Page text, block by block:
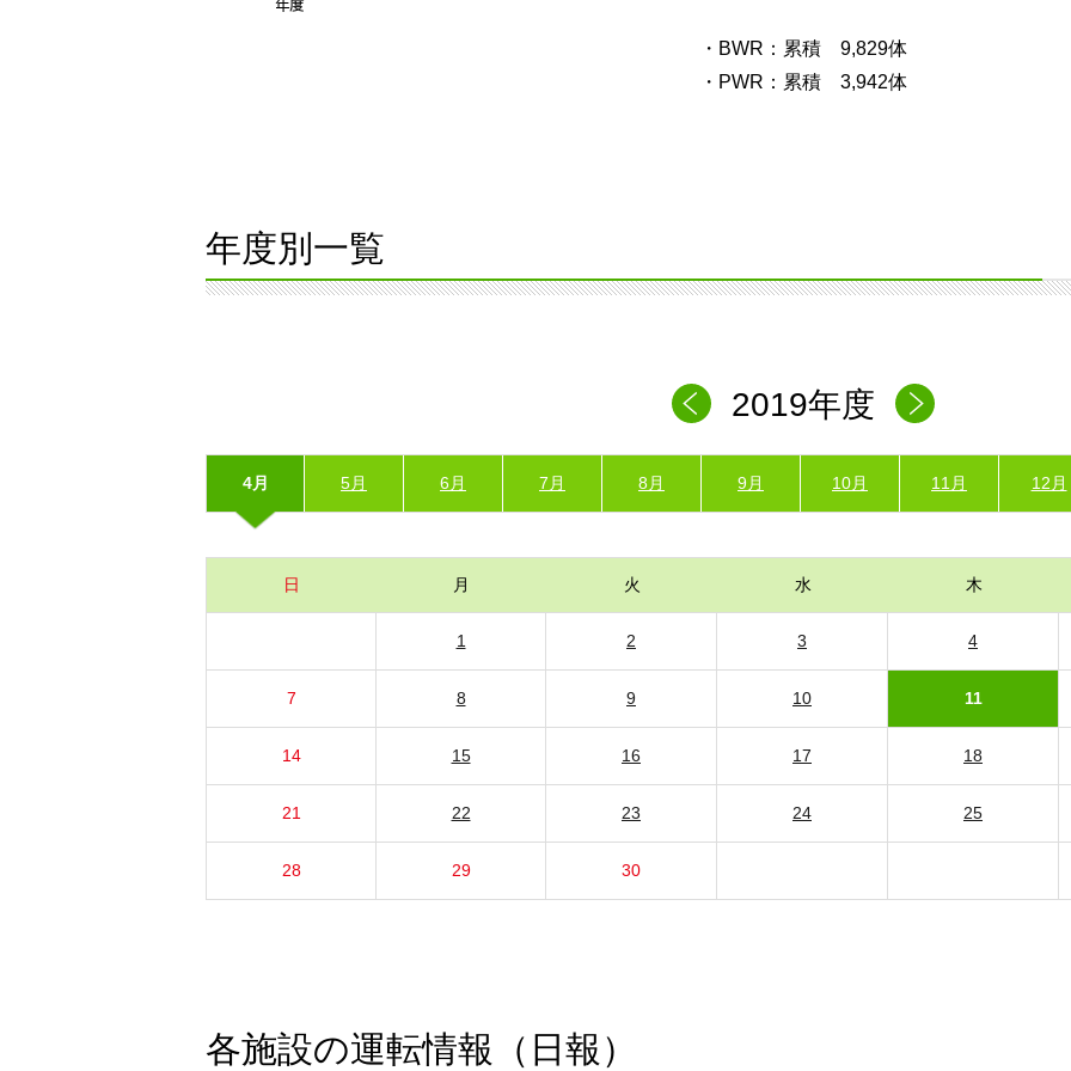
・BWR：累積 9,829体
・PWR：累積 3,942体
年度別一覧
2019年度
4月 5月 6月 7月 8月 9月 10月 11月 12月
日 月 火 水 木
1 2 3 4
7 8 9 10 11
14 15 16 17 18
21 22 23 24 25
28 29 30
各施設の運転情報（日報）